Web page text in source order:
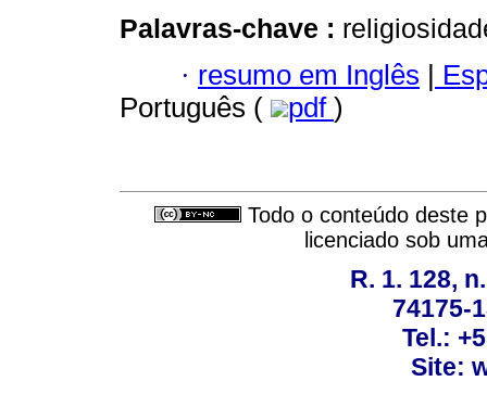
Palavras-chave :
· resumo em Inglês |
Português (
pdf )
Todo o conteúdo deste
licenciado sob
R. 1. 128,
74175-
Tel.:
Site: